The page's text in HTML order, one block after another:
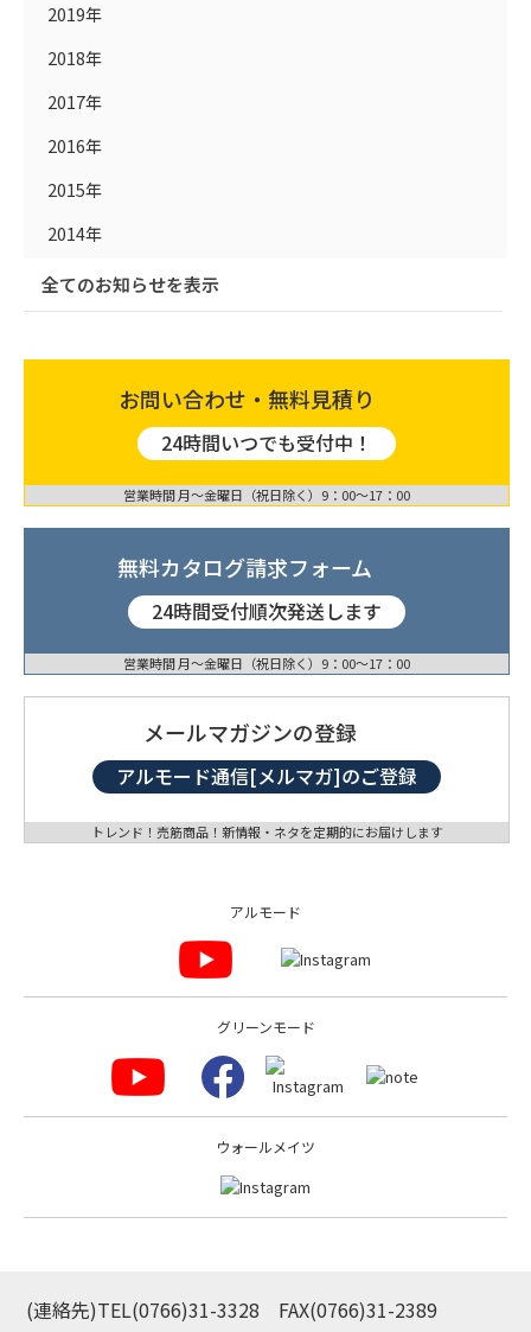
2019年
2018年
2017年
2016年
2015年
2014年
全てのお知らせを表示
お問い合わせ・無料見積り
24時間いつでも受付中！
営業時間 月〜金曜日（祝日除く）9：00〜17：00
無料カタログ請求フォーム
24時間受付順次発送します
営業時間 月〜金曜日（祝日除く）9：00〜17：00
メールマガジンの登録
アルモード通信[メルマガ]のご登録
トレンド！売筋商品！新情報・ネタを定期的にお届けします
アルモード
グリーンモード
ウォールメイツ
(連絡先)TEL(0766)31-3328 FAX(0766)31-2389